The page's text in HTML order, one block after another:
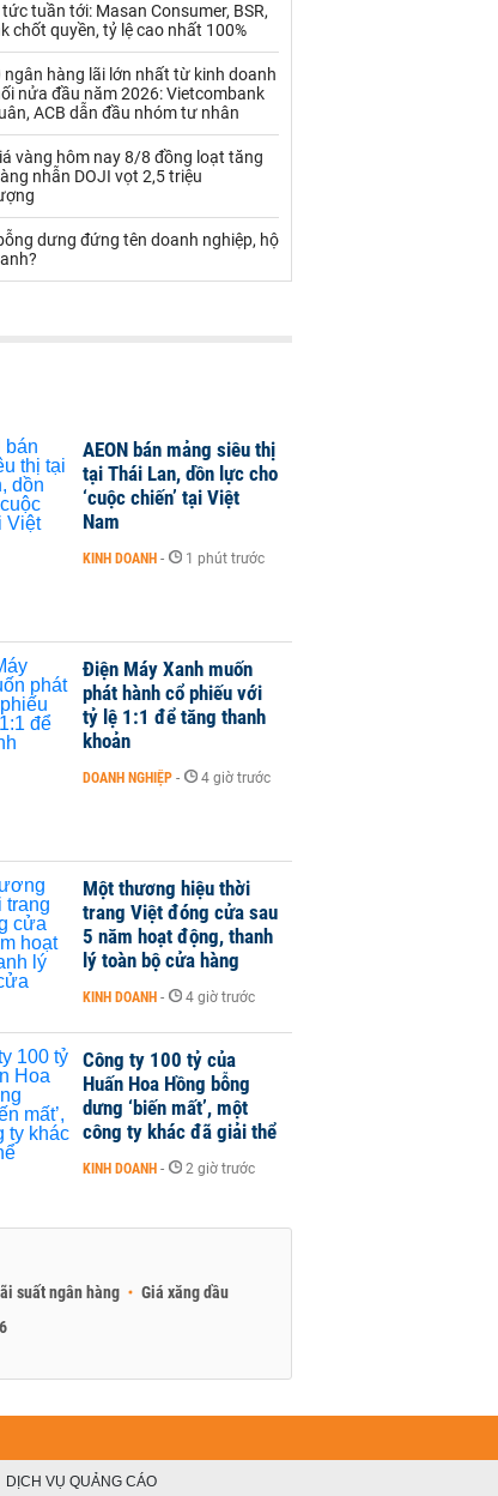
Thức ăn chăn nuôi
hải sản khác Tôm
khác
- Clynker
tuần tới: Masan Consumer, BSR,
chốt quyền, tỷ lệ cao nhất 100%
ngân hàng lãi lớn nhất từ kinh doanh
nửa đầu năm 2026: Vietcombank
ACB dẫn đầu nhóm tư nhân
vàng hôm nay 8/8 đồng loạt tăng
nhẫn DOJI vọt 2,5 triệu
dưng đứng tên doanh nghiệp, hộ
AEON bán mảng siêu thị
tại Thái Lan, dồn lực cho
‘cuộc chiến’ tại Việt
Nam
KINH DOANH - 1 phút trước
Điện Máy Xanh muốn
phát hành cổ phiếu với
tỷ lệ 1:1 để tăng thanh
khoản
DOANH NGHIỆP - 4 giờ trước
Một thương hiệu thời
trang Việt đóng cửa sau
5 năm hoạt động, thanh
lý toàn bộ cửa hàng
KINH DOANH - 4 giờ trước
Công ty 100 tỷ của
Huấn Hoa Hồng bỗng
dưng ‘biến mất’, một
công ty khác đã giải thể
KINH DOANH - 2 giờ trước
suất ngân hàng
Giá xăng dầu
DỊCH VỤ QUẢNG CÁO